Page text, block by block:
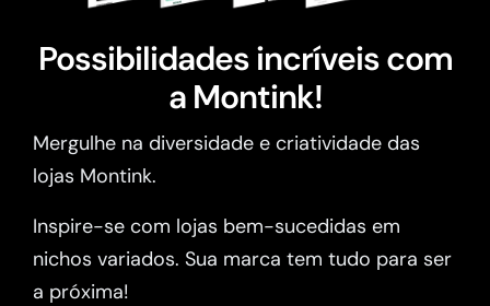
Possibilidades incríveis com
a Montink!
Mergulhe na diversidade e criatividade das
lojas Montink.
Inspire-se com lojas bem-sucedidas em
nichos variados. Sua marca tem tudo para ser
a próxima!